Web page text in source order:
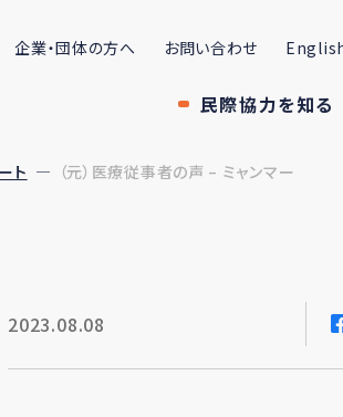
企業・団体の方へ お問い合わせ
民際協力を知る
ト （元）医療従事者の声 – ミャンマー
2023.08.08